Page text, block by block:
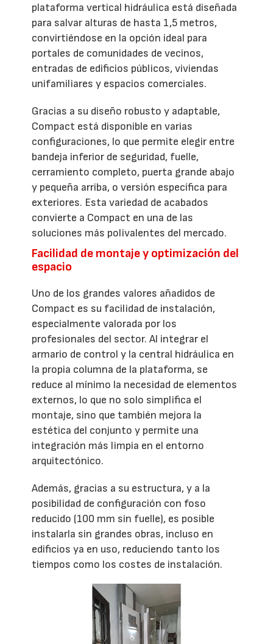
plataforma vertical hidráulica está diseñada
para salvar alturas de hasta 1,5 metros,
convirtiéndose en la opción ideal para
portales de comunidades de vecinos,
entradas de edificios públicos, viviendas
unifamiliares y espacios comerciales.
Gracias a su diseño robusto y adaptable,
Compact está disponible en varias
configuraciones, lo que permite elegir entre
bandeja inferior de seguridad, fuelle,
cerramiento completo, puerta grande abajo
y pequeña arriba, o versión específica para
exteriores. Esta variedad de acabados
convierte a Compact en una de las
soluciones más polivalentes del mercado.
Facilidad de montaje y optimización del
espacio
Uno de los grandes valores añadidos de
Compact es su facilidad de instalación,
especialmente valorada por los
profesionales del sector. Al integrar el
armario de control y la central hidráulica en
la propia columna de la plataforma, se
reduce al mínimo la necesidad de elementos
externos, lo que no solo simplifica el
montaje, sino que también mejora la
estética del conjunto y permite una
integración más limpia en el entorno
arquitectónico.
Además, gracias a su estructura, y a la
posibilidad de configuración con foso
reducido (100 mm sin fuelle), es posible
instalarla sin grandes obras, incluso en
edificios ya en uso, reduciendo tanto los
tiempos como los costes de instalación.